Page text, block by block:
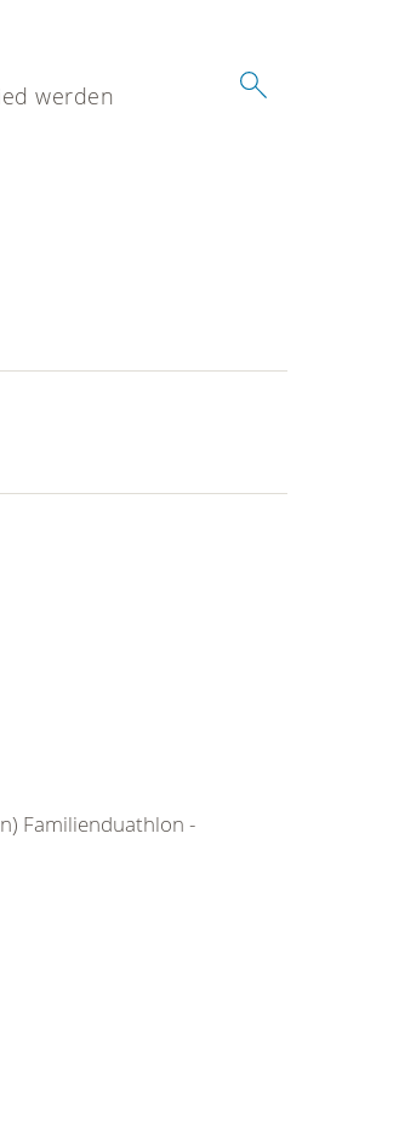
werden
Familienduathlon -